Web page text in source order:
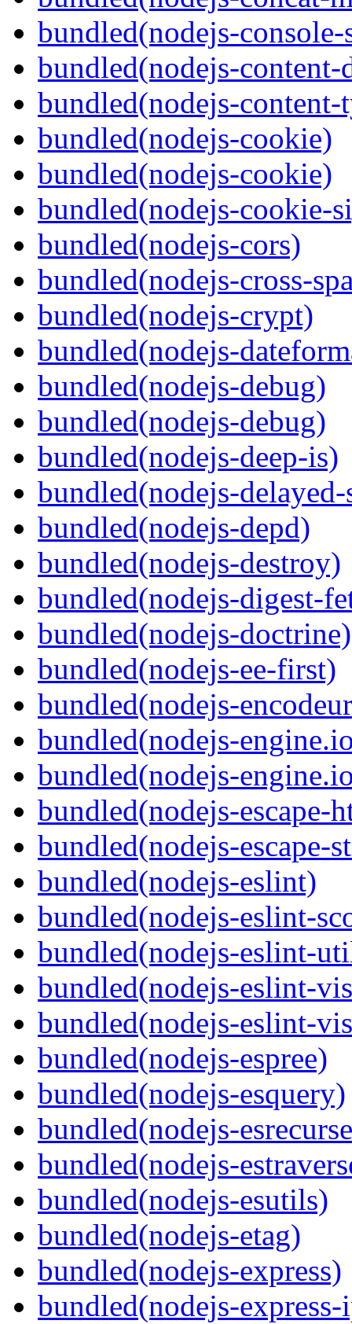
bundled(nodejs-console-
bundled(nodejs-
bundled(nodejs-content-
bundled(nodejs-cookie)
bundled(nodejs-cookie)
bundled(nodejs-cookie-
bundled(nodejs-cors)
bundled(nodejs-cross-
bundled(nodejs-crypt)
bundled(nodejs-
bundled(nodejs-debug)
bundled(nodejs-debug)
bundled(nodejs-deep-is)
bundled(nodejs-delayed-
bundled(nodejs-depd)
bundled(nodejs-destroy)
bundled(nodejs-digest-
bundled(nodejs-doctrine)
bundled(nodejs-ee-first)
bundled(nodejs-
bundled(nodejs-
bundled(nodejs-
bundled(nodejs-escape-
bundled(nodejs-escape-
bundled(nodejs-eslint)
bundled(nodejs-eslint-
bundled(nodejs-eslint-
bundled(nodejs-eslint-
bundled(nodejs-eslint-
bundled(nodejs-espree)
bundled(nodejs-esquery)
bundled(nodejs-
bundled(nodejs-
bundled(nodejs-esutils)
bundled(nodejs-etag)
bundled(nodejs-express)
bundled(nodejs-